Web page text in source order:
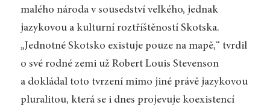
malého národa v sousedství velkého, jednak
jazykovou a kulturní roztříštěností Skotska.
„Jednotné Skotsko existuje pouze na mapě,“ tvrdil
o své rodné zemi už Robert Louis Stevenson
a dokládal toto tvrzení mimo jiné právě jazykovou
pluralitou, která se i dnes projevuje koexistencí